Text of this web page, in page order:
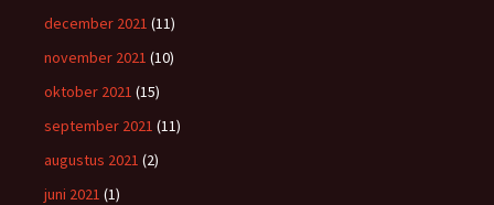
december 2021 (11)
november 2021 (10)
oktober 2021 (15)
september 2021 (11)
augustus 2021 (2)
juni 2021 (1)